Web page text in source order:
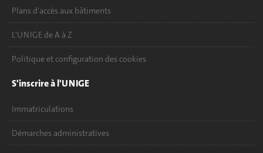
Plans d'accès aux bâtiments
L'UNIGE de A à Z
Politique et configuration des cookies
S'inscrire à l'UNIGE
Immatriculations
Démarches administratives